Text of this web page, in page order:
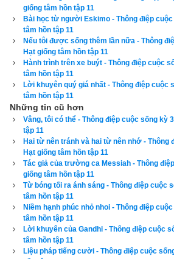
xung khắc với tuổi, xem ngày theo
theo Lục Diệu,
trực), Bành Tổ kỵ nhật, xem ngày xuất
chọn hướng tốt xuất hành, xem giờ tốt
Quỷ Cốc Tử, xem ngày tốt xấu theo
được độc giả bình chọn là phần mềm
nay. Phiên bản lịch vạn niên 2024
không những giao diện đẹp, dễ sử
chính xác và chi tiết từng mục giúp độc
được ngày tốt, giờ đẹp để khởi sự công
để cảm nhận sự khác biệt so với các
khác.
Lịch vạn niên - Chọn giờ tốt ngày đẹp
giống tâm hồn tập 11
Bài học từ người Eskimo - Thông điệp
tâm hồn tập 11
Nếu tôi được sống thêm lần nữa - Thông
Hạt giống tâm hồn tập 11
Hành trình trên xe buýt - Thông điệp cuộc
tâm hồn tập 11
Lời khuyên quý giá nhất - Thông điệp cuộc
tâm hồn tập 11
Những tin cũ hơn
Vâng, tôi có thể - Thông điệp cuộc sống kỳ
tập 11
Hai từ nên tránh và hai từ nên nhớ - Thông
Hạt giống tâm hồn tập 11
Tác giả của trường ca Messiah - Thông
giống tâm hồn tập 11
Từ bóng tối ra ánh sáng - Thông điệp cuộc
tâm hồn tập 11
Niềm hạnh phúc nhỏ nhoi - Thông điệp
tâm hồn tập 11
Lời khuyên của Gandhi - Thông điệp cuộc
tâm hồn tập 11
Liệu pháp tiếng cười - Thông điệp cuộc